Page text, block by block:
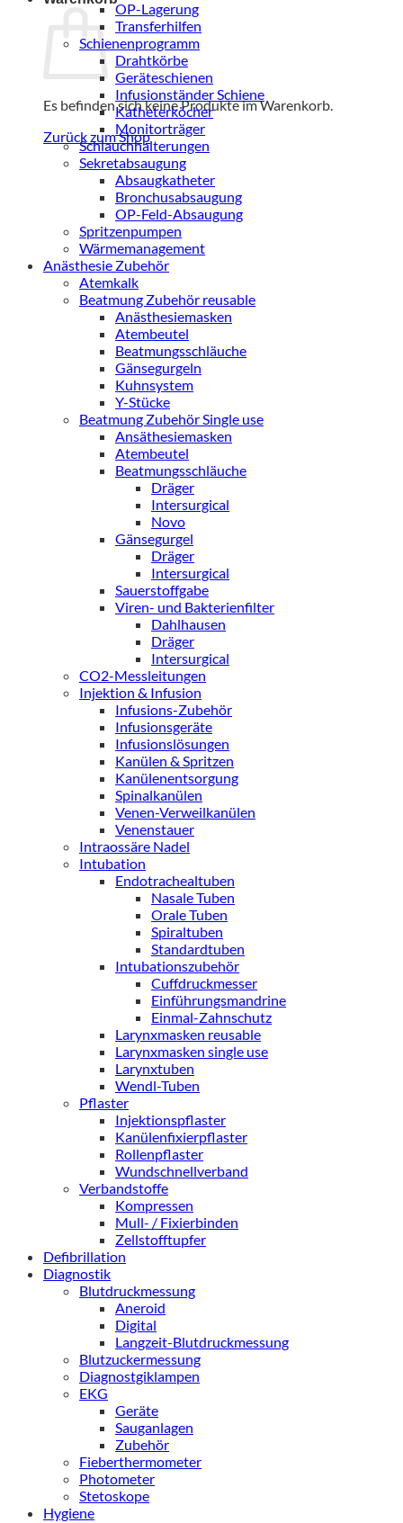
Es befinden sich keine Produkte im Warenkorb.
Zurück zum Shop
OP-Lagerung
Transferhilfen
Schienenprogramm
Drahtkörbe
Geräteschienen
Infusionständer Schiene
Katheterköcher
Monitorträger
Schlauchhalterungen
Sekretabsaugung
Absaugkatheter
Bronchusabsaugung
OP-Feld-Absaugung
Spritzenpumpen
Wärmemanagement
Anästhesie Zubehör
Atemkalk
Beatmung Zubehör reusable
Anästhesiemasken
Atembeutel
Beatmungsschläuche
Gänsegurgeln
Kuhnsystem
Y-Stücke
Beatmung Zubehör Single use
Ansäthesiemasken
Atembeutel
Beatmungsschläuche
Dräger
Intersurgical
Novo
Gänsegurgel
Dräger
Intersurgical
Sauerstoffgabe
Viren- und Bakterienfilter
Dahlhausen
Dräger
Intersurgical
CO2-Messleitungen
Injektion & Infusion
Infusions-Zubehör
Infusionsgeräte
Infusionslösungen
Kanülen & Spritzen
Kanülenentsorgung
Spinalkanülen
Venen-Verweilkanülen
Venenstauer
Intraossäre Nadel
Intubation
Endotrachealtuben
Nasale Tuben
Orale Tuben
Spiraltuben
Standardtuben
Intubationszubehör
Cuffdruckmesser
Einführungsmandrine
Einmal-Zahnschutz
Larynxmasken reusable
Larynxmasken single use
Larynxtuben
Wendl-Tuben
Pflaster
Injektionspflaster
Kanülenfixierpflaster
Rollenpflaster
Wundschnellverband
Verbandstoffe
Kompressen
Mull- / Fixierbinden
Zellstofftupfer
Defibrillation
Diagnostik
Blutdruckmessung
Aneroid
Digital
Langzeit-Blutdruckmessung
Blutzuckermessung
Diagnostgiklampen
EKG
Geräte
Sauganlagen
Zubehör
Fieberthermometer
Photometer
Stetoskope
Hygiene